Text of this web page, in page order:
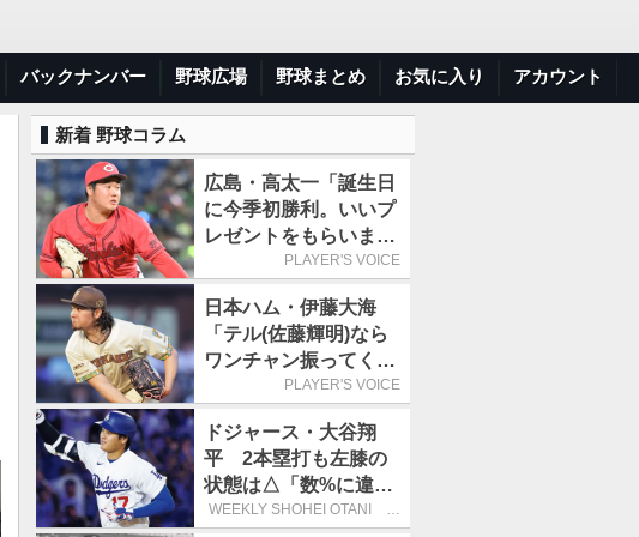
バックナンバー 野球広場 野球まとめ お気に入り アカウント
新着 野球コラム
広島・高太一「誕生日
に今季初勝利。いいプ
レゼントをもらいまし
た」／バースデー星
PLAYER'S VOICE
日本ハム・伊藤大海
「テル(佐藤輝明)なら
ワンチャン振ってくれ
るかなと思って超スロ
た」／魔球
PLAYER'S VOICE
ドジャース・大谷翔
平 2本塁打も左膝の
状態は△「数%に違和
感があるなら、まだ休
WEEKLY SHOHEI OTANI 二
刀流で呼び込む3連覇